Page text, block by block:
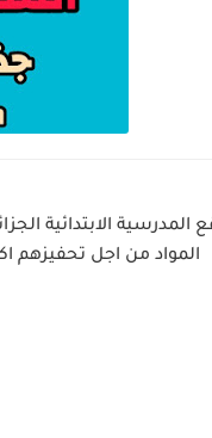
الابتدائية
المواد من اجل تحفيزهم